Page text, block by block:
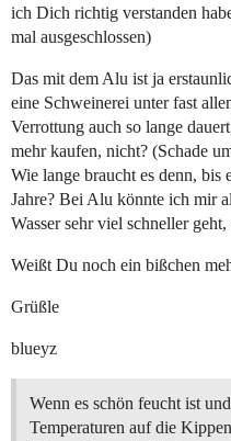
ich Dich richtig verstanden
mal ausgeschlossen)
Das mit dem Alu ist ja
eine Schweinerei unter fast
Verrottung auch so lange
mehr kaufen, nicht? (Schade
Wie lange braucht es denn, bis
Jahre? Bei Alu könnte ich mir
Wasser sehr viel schneller
Weißt Du noch ein bißchen
Grüßle
blueyz
Wenn es schön feucht ist
Temperaturen auf die